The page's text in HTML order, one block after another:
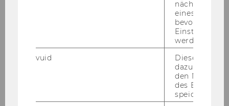
nächsten
eines Vimeo-
bevorzugten
werden.
vuid
Dieser
dazu
den
des
speichern.